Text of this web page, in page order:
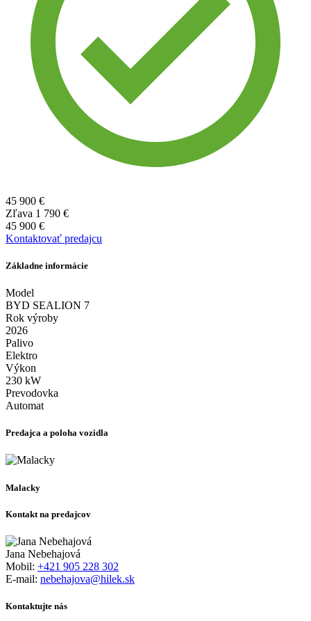
45 900 €
Zľava 1 790 €
45 900 €
Kontaktovať predajcu
Základne informácie
Model
BYD SEALION 7
Rok výroby
2026
Palivo
Elektro
Výkon
230 kW
Prevodovka
Automat
Predajca a poloha vozidla
Malacky
Kontakt na predajcov
Jana Nebehajová
Mobil: +421 905 228 302
E-mail: nebehajova@hilek.sk
Kontaktujte nás